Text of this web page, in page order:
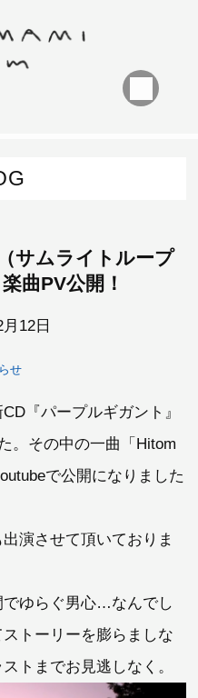
サムライトループ
曲PV公開！
12日
せ
『パープルギガント』
。その中の一曲「Hitom
で公開になりました
出演させて頂いておりま
でゆらぐ男心…なんでし
トーリーを膨らましな
トまでお見逃しなく。